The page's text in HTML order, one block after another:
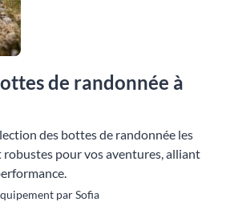
de randonnée à
des bottes de randonnée les
pour vos aventures, alliant
par Sofia